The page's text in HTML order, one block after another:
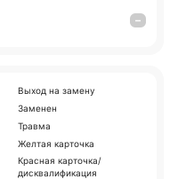
–
Выход на замену
Заменен
Травма
Желтая карточка
Красная карточка/
дисквалификация